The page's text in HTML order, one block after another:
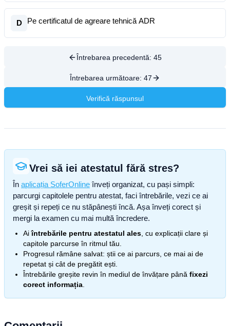
D Pe certificatul de agreare tehnică ADR
Întrebarea precedentă: 45
Întrebarea următoare: 47
Verifică răspunsul
Vrei să iei atestatul fără stres?
În aplicația SoferOnline înveți organizat, cu pași simpli:
parcurgi capitolele pentru atestat, faci întrebările, vezi ce ai
greșit și repeți ce nu stăpânești încă. Așa înveți corect și
mergi la examen cu mai multă încredere.
Aiîntrebările pentru atestatul ales , cu explicații clare și
capitole parcurse în ritmul tău.
Progresul rămâne salvat: știi ce ai parcurs, ce mai ai de
repetat și cât de pregătit ești.
Întrebările greșite revin în mediul de învățare până fixezi
corect informația